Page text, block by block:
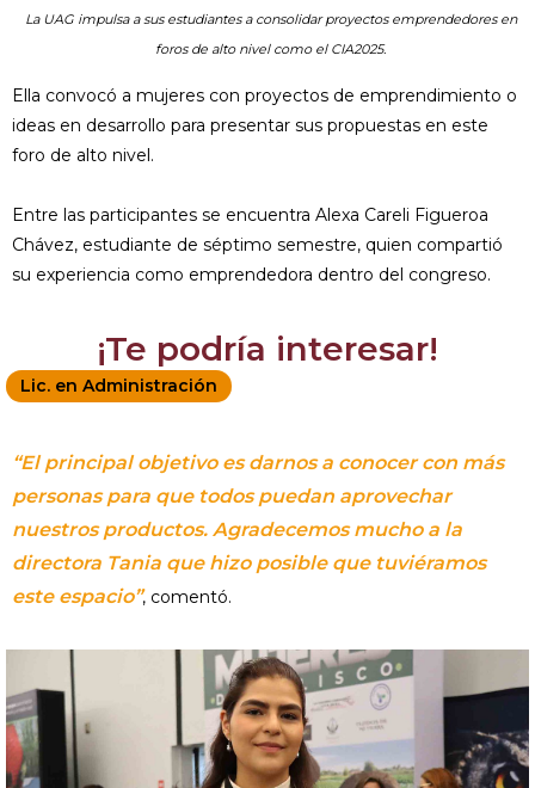
La UAG impulsa a sus estudiantes a consolidar proyectos emprendedores en
foros de alto nivel como el CIA2025.
Ella convocó a mujeres con proyectos de emprendimiento o
ideas en desarrollo para presentar sus propuestas en este
foro de alto nivel.
Entre las participantes se encuentra Alexa Careli Figueroa
Chávez, estudiante de séptimo semestre, quien compartió
su experiencia como emprendedora dentro del congreso.
¡Te podría interesar!
Lic. en Administración
“El principal objetivo es darnos a conocer con más
personas para que todos puedan aprovechar
nuestros productos. Agradecemos mucho a la
directora Tania que hizo posible que tuviéramos
este espacio”, comentó.